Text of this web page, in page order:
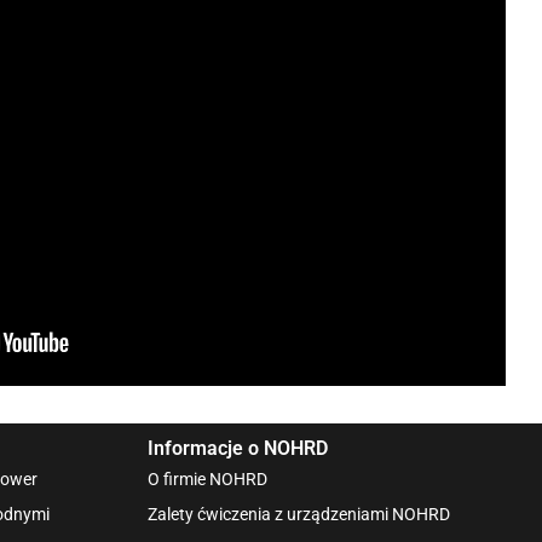
Informacje o NOHRD
O firmie NOHRD
Zalety ćwiczenia z urządzeniami NOHRD